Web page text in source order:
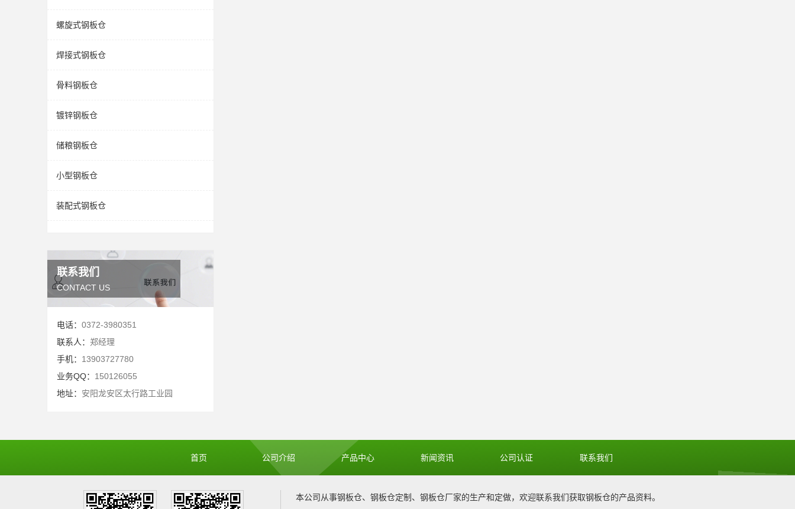
螺旋式钢板仓
焊接式钢板仓
骨料钢板仓
镀锌钢板仓
储粮钢板仓
小型钢板仓
装配式钢板仓
联系我们
CONTACT US
电话： 0372-3980351
联系人： 郑经理
手机： 13903727780
业务QQ： 150126055
地址： 安阳龙安区太行路工业园
首页 公司介绍 产品中心 新闻资讯 公司认证 联系我们
本公司从事钢板仓、 钢板仓定制 、 钢板仓厂家的生产和定做，欢迎联系我们获取钢板仓的产品资料。